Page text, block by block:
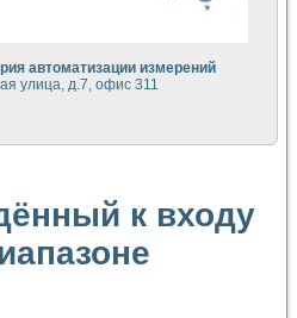
создания экономичного
движения макрочастиц в
свойств дисперсных продуктов
управления сверхпроводящим
NI в курсе экспериментальной
аэрозоля и выпадения осадка в
для геометрического анализа в
стабилизации
с помощью программно -
всплывающих газовых
асинхронным тиристорным
автоматизации измерений
улица, д.7, офис 311
к входу